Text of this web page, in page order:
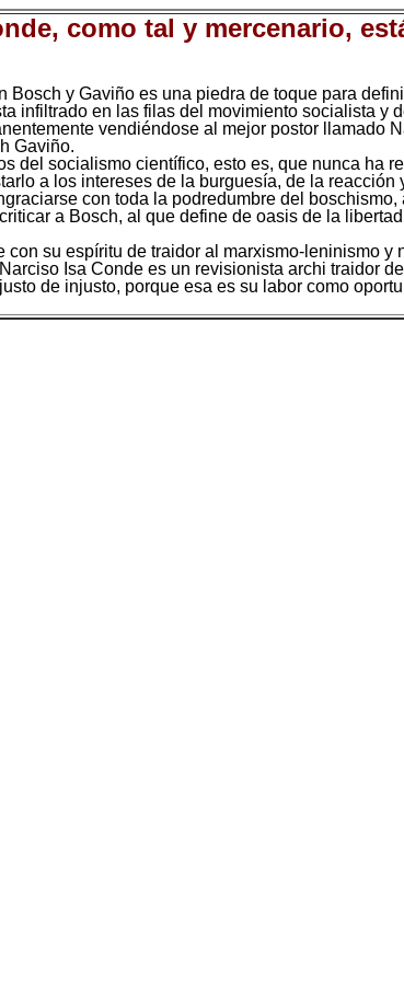
como tal y mercenario,
y Gaviño es una piedra de toque para
infiltrado en las filas del movimiento socialista y
vendiéndose al mejor postor llamado
Gaviño.
del socialismo científico, esto es, que nunca ha
a los intereses de la burguesía, de la reacción
con toda la podredumbre del
a Bosch, al que define de oasis de la
su espíritu de traidor al marxismo-leninismo y
Isa Conde es un revisionista archi traidor
de injusto, porque esa es su labor como